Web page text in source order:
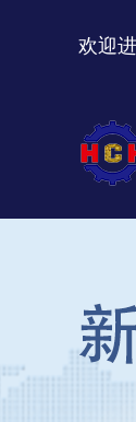
欢迎